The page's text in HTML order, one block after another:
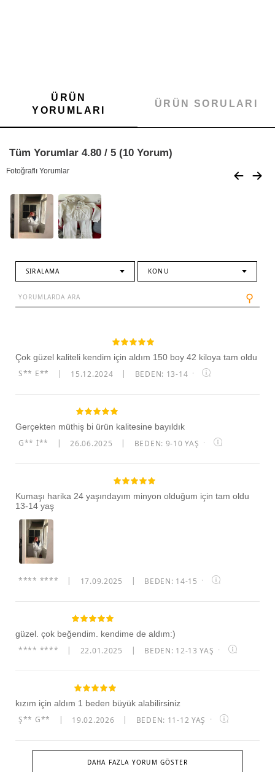
ÜRÜN
YORUMLARI
ÜRÜN SORULARI
Tüm Yorumlar 4.80 / 5 (10 Yorum)
Fotoğraflı Yorumlar
SIRALAMA KONU
⚲
Çok güzel kaliteli kendim için aldım 150 boy 42 kiloya tam oldu
S** E** 15.12.2024 BEDEN: 13-14 ·
Gerçekten müthiş bi ürün kalitesine bayıldık
G** I** 26.06.2025 BEDEN: 9-10 YAŞ ·
Kumaşı harika 24 yaşındayım minyon olduğum için tam oldu
13-14 yaş
**** **** 17.09.2025 BEDEN: 14-15 ·
güzel. çok beğendim. kendime de aldım:)
**** **** 22.01.2025 BEDEN: 12-13 YAŞ ·
kızım için aldım 1 beden büyük alabilirsiniz
Ş** G** 19.02.2026 BEDEN: 11-12 YAŞ ·
DAHA FAZLA YORUM GÖSTER